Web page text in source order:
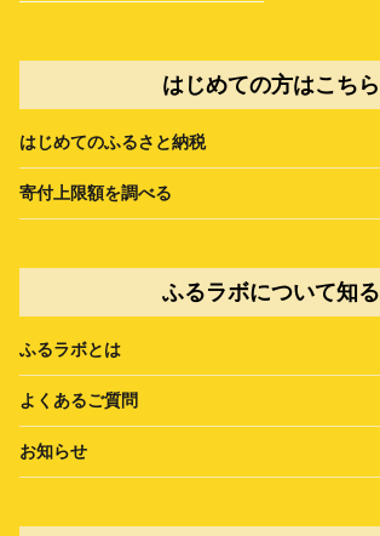
はじめての方はこちら
はじめてのふるさと納税
寄付上限額を調べる
ふるラボについて知る
ふるラボとは
よくあるご質問
お知らせ